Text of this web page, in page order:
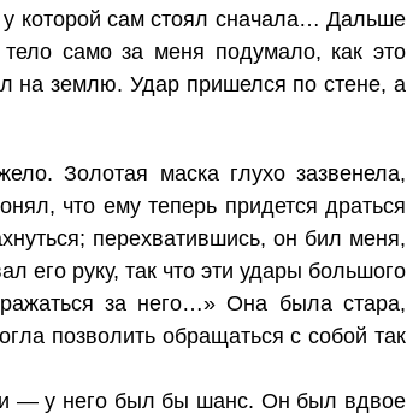
которой сам стоял сначала… Дальше
само за меня подумало, как это
на землю. Удар пришелся по стене, а
Золотая маска глухо зазвенела,
что ему теперь придется драться
перехватившись, он бил меня,
его руку, так что эти удары большого
за него…» Она была стара,
позволить обращаться с собой так
— у него был бы шанс. Он был вдвое